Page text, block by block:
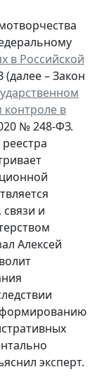
в Российской
– Закон
в
№ 248-ФЗ.
и
Алексей
формированию
эксперт.